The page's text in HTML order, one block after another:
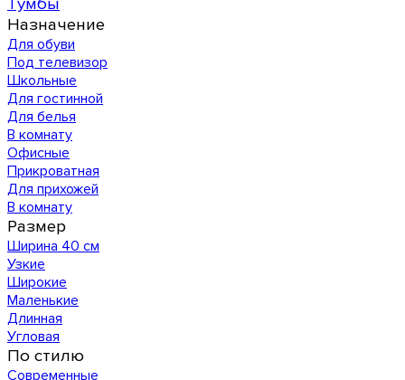
Назначение
Для обуви
Под телевизор
Школьные
Для гостинной
Для белья
В комнату
Офисные
Прикроватная
Для прихожей
В комнату
Размер
Ширина 40 см
Узкие
Широкие
Маленькие
Длинная
Угловая
По стилю
Современные